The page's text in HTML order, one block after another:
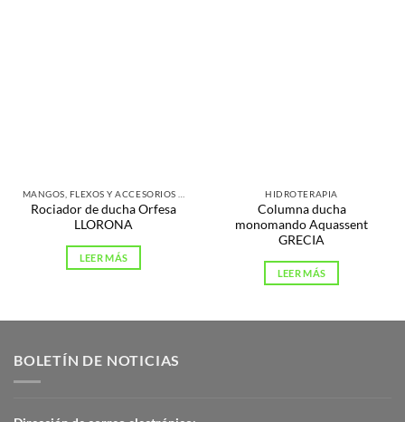
Rociador de ducha Orfesa
LLORONA
LEER MÁS
HIDROTERAPIA
Columna ducha
monomando Aquassent
GRECIA
LEER MÁS
BOLETÍN DE NOTICIAS